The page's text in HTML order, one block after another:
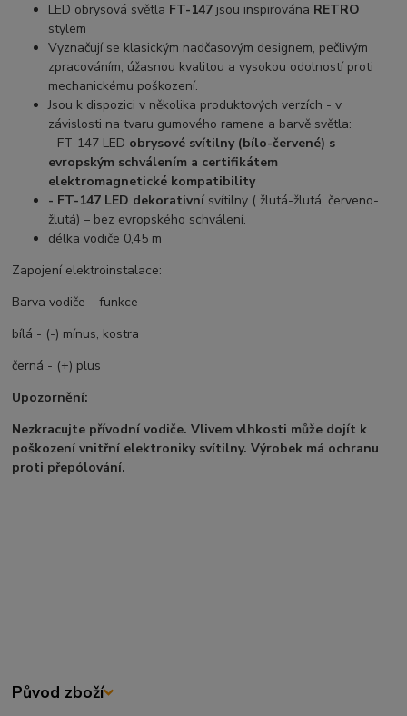
LED obrysová světla FT-147 jsou inspirována RETRO
stylem
Vyznačují se klasickým nadčasovým designem, pečlivým
zpracováním, úžasnou kvalitou a vysokou odolností proti
mechanickému poškození.
Jsou k dispozici v několika produktových verzích - v
závislosti na tvaru gumového ramene a barvě světla:
- FT-147 LED obrysové svítilny (bílo-červené) s
evropským schválením a certifikátem
elektromagnetické kompatibility
- FT-147 LED dekorativní svítilny ( žlutá-žlutá, červeno-
žlutá) – bez evropského schválení.
délka vodiče 0,45 m
Zapojení elektroinstalace:
Barva vodiče – funkce
bílá - (-) mínus, kostra
černá - (+) plus
Upozornění:
Nezkracujte přívodní vodiče. Vlivem vlhkosti může dojít k
poškození vnitřní elektroniky svítilny. Výrobek má ochranu
proti přepólování.
Původ zboží